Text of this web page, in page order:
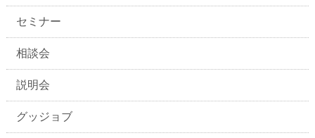
セミナー
相談会
説明会
グッジョブ